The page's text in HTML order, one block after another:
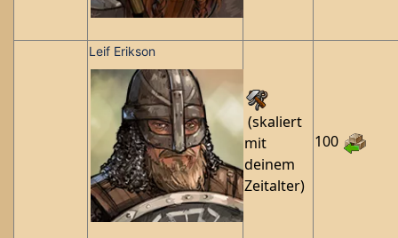
Leif Erikson
(skaliert
mit
deinem
Zeitalter)
100